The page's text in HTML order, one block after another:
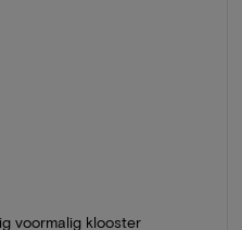
voormalig klooster